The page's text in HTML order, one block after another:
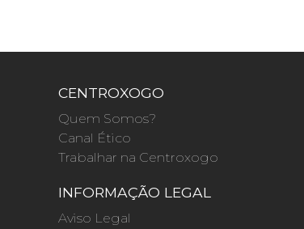
CENTROXOGO
Quem Somos?
Canal Ético
Trabalhar na Centroxogo
INFORMAÇÃO LEGAL
Aviso Legal